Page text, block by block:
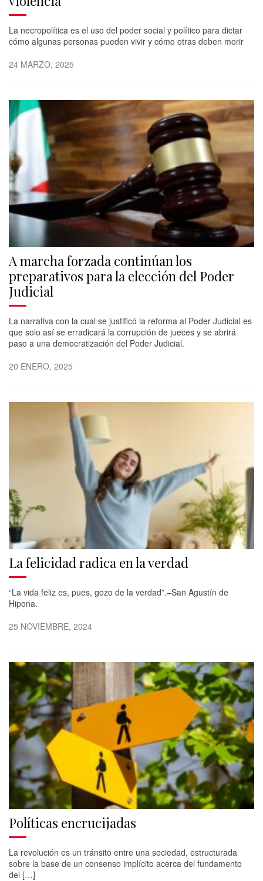
La necropolítica es el uso del poder social y político para dictar
cómo algunas personas pueden vivir y cómo otras deben morir
24 MARZO, 2025
A marcha forzada continúan los
preparativos para la elección del Poder
Judicial
La narrativa con la cual se justificó la reforma al Poder Judicial es
que solo así se erradicará la corrupción de jueces y se abrirá
paso a una democratización del Poder Judicial.
20 ENERO, 2025
La felicidad radica en la verdad
“La vida feliz es, pues, gozo de la verdad”.–San Agustín de
Hipona.
25 NOVIEMBRE, 2024
Políticas encrucijadas
La revolución es un tránsito entre una sociedad, estructurada
sobre la base de un consenso implícito acerca del fundamento
del […]